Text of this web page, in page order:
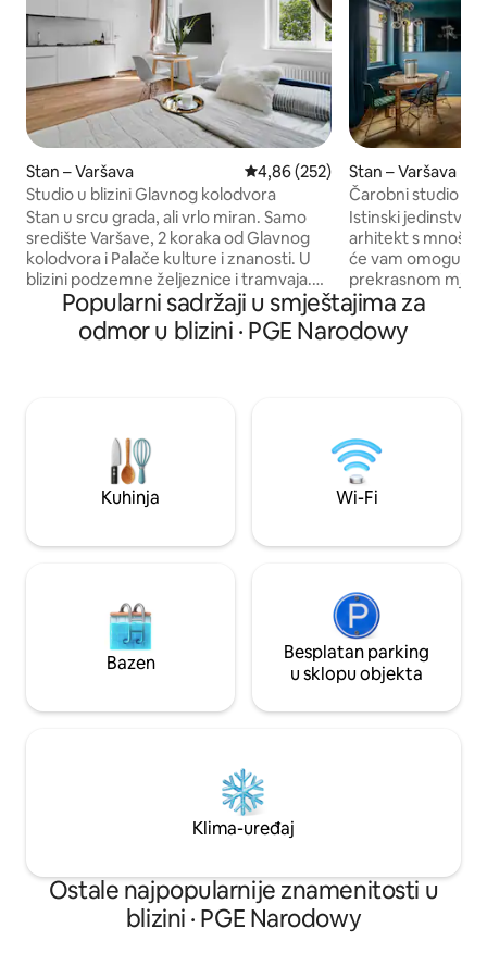
Stan – Varšava Prosječna ocjena: 4,86/5,
4,86 (252)
Studio u blizini Glavnog kolodvora
Stan u srcu grada, ali vrlo miran. Samo
središte Varšave, 2 koraka od Glavnog
kolodvora i Palače kulture i znanosti. U
blizini podzemne željeznice i tramvaja.
Nalazi se u renoviranoj kući u nizu u
maloj, zelenoj ulici. U okolici ima mnogo
restorana i intimnih, simpatičnih kafića. U
20 minuta, a zatim 1zł) i električni skuteri.
Stan – Varšava
Čarobni studio /
rijeku
Istinski jedinstven
arhitekt s
će vam
prekrasnom
Starog grada, u
House” s
mjesto je vrlo
omogućuje
faktura (FV).
Popularni sadržaji u smještajima za
odmor u blizini · PGE Narodowy
Kuhinja Wi-Fi
Bazen
Besplatan parking
u sklopu objekta
Klima-uređaj
Ostale najpopularnije znamenitosti u
blizini · PGE Narodowy